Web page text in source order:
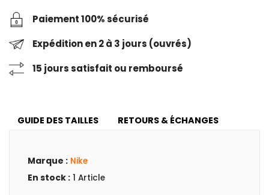
Paiement 100% sécurisé
Expédition en 2 à 3 jours (ouvrés)
15 jours satisfait ou remboursé
GUIDE DES TAILLES RETOURS & ÉCHANGES
Marque : Nike
En stock : 1 Article